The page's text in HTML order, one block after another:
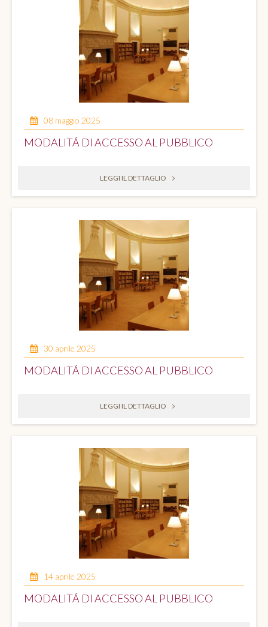
08 maggio 2025
MODALITÁ DI ACCESSO AL PUBBLICO
LEGGI IL DETTAGLIO
30 aprile 2025
MODALITÁ DI ACCESSO AL PUBBLICO
LEGGI IL DETTAGLIO
14 aprile 2025
MODALITÁ DI ACCESSO AL PUBBLICO